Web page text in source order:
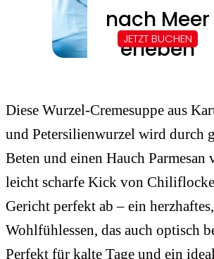
Diese Wurzel-Cremesuppe aus
und Petersilienwurzel wird durch
Beten und einen Hauch Parmesan
leicht scharfe Kick von
Gericht perfekt ab – ein
Wohlfühlessen, das auch optisch
Perfekt für kalte Tage und ein